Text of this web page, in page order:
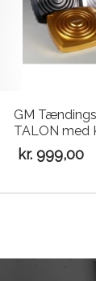
GM
TALON med
kr. 999,00